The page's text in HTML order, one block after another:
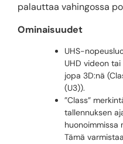
palauttaa vahingossa
Ominaisuudet
UHS-
UHD videon
jopa 3D:nä
(U3)).
”Class”
tallennuksen
huonoimmissa
Tämä